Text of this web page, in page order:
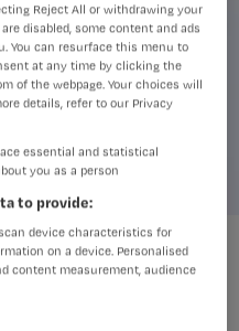
vast contract'
Reject All or withdrawing your
disabled, some content and ads
You can resurface this menu to
at any time by clicking the
of the webpage. Your choices will
details, refer to our Privacy
essential and statistical
you as a person
to provide:
device characteristics for
on a device. Personalised
content measurement, audience